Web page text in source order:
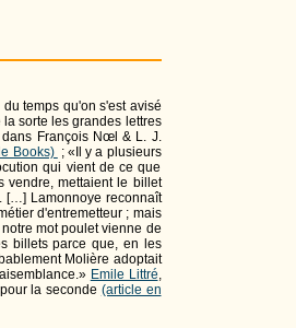
temps qu'on s'est avisé
sorte les grandes lettres
François Nœl & L. J.
Books) ; «Il y a plusieurs
qui vient de ce que
vendre, mettaient le billet
[…] Lamonnoye reconnaît
d'entremetteur ; mais
mot poulet vienne de
billets parce que, en les
Molière adoptait
Emile Littré,
la seconde (article en